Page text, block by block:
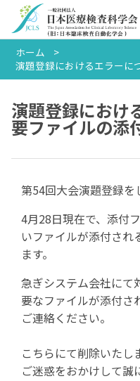
ホーム
演題登録におけるエラーに
演題登録におけ
要ファイルの添
第54回大会演題登録を
4月28日現在で、添付
いファイルが添付され
ます。
急ぎシステム会社にて
要なファイルが添付さ
ご連絡ください。
こちらにて削除いたし
ご迷惑をおかけして誠